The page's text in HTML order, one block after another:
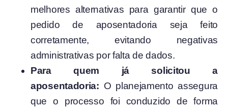
melhores alternativas para garantir que o
pedido de aposentadoria seja feito
corretamente, evitando negativas
administrativas por falta de dados.
Para quem já solicitou a
aposentadoria: O planejamento assegura
que o processo foi conduzido de forma